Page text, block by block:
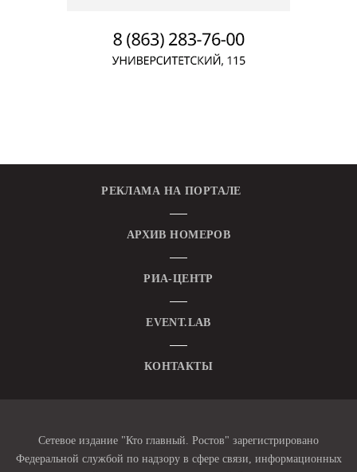
РЕКЛАМА НА ПОРТАЛЕ
АРХИВ НОМЕРОВ
РИА-ЦЕНТР
EVENT.LAB
КОНТАКТЫ
Сетевое издание "Кто главный. Ростов" зарегистрировано
Федеральной службой по надзору в сфере связи, информационных